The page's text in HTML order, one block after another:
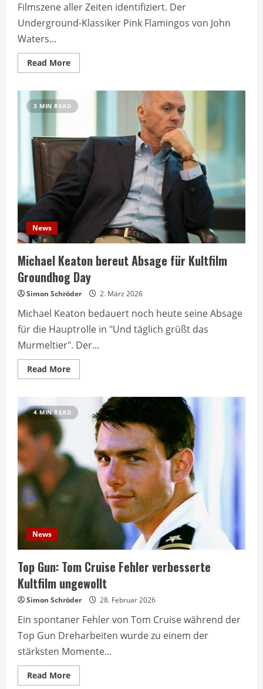
Filmszene aller Zeiten identifiziert. Der
Underground-Klassiker Pink Flamingos von John
Waters...
Read MoreRead
more
ekligste
Filmszene
3 MIN READ
News
Michael Keaton bereut Absage für Kultfilm
Groundhog Day
Simon Schröder 2. März 2026
Michael Keaton bedauert noch heute seine Absage
für die Hauptrolle in "Und täglich grüßt das
Murmeltier". Der...
Read MoreRead
more
bereut
Absage
Kultfilm
Groundhog
Day
4 MIN READ
News
Top Gun: Tom Cruise Fehler verbesserte
Kultfilm ungewollt
Simon Schröder 28. Februar 2026
Ein spontaner Fehler von Tom Cruise während der
Top Gun Dreharbeiten wurde zu einem der
stärksten Momente...
Read MoreRead
more